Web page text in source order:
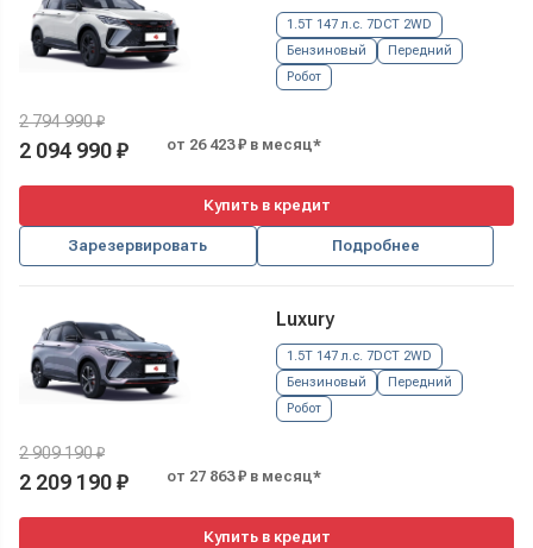
1.5T 147 л.с. 7DCT 2WD
Бензиновый
Передний
Робот
2 794 990 ₽
2 094 990 ₽ от 26 423 ₽ в месяц*
Купить в кредит
Зарезервировать Подробнее
Luxury
1.5T 147 л.с. 7DCT 2WD
Бензиновый
Передний
Робот
2 909 190 ₽
2 209 190 ₽ от 27 863 ₽ в месяц*
Купить в кредит